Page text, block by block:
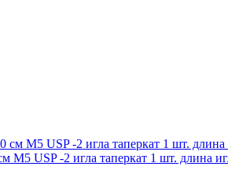
М5 USP -2 игла таперкат 1 шт. длина